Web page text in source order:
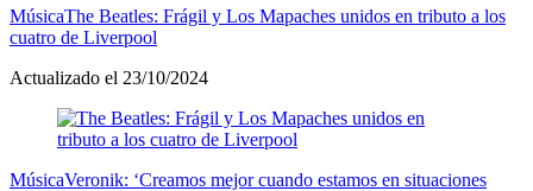
MúsicaThe Beatles: Frágil y Los Mapaches unidos en tributo a los
cuatro de Liverpool
Actualizado el 23/10/2024
MúsicaVeronik: ‘Creamos mejor cuando estamos en situaciones